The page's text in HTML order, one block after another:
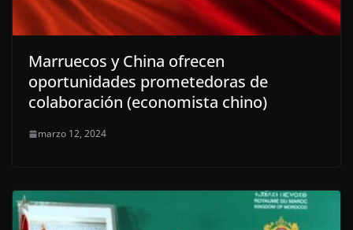
Marruecos y China ofrecen
oportunidades prometedoras de
colaboración (economista chino)
marzo 12, 2024